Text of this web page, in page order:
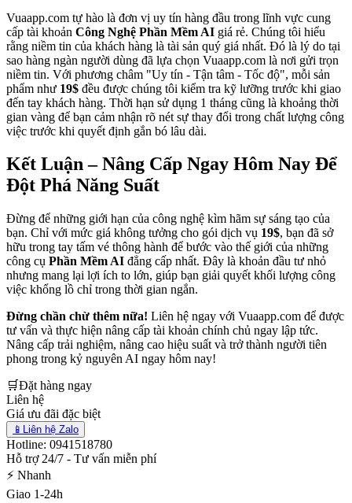
Vuaapp.com tự hào là đơn vị uy tín hàng đầu trong lĩnh vực cung
cấp tài khoản Công Nghệ Phần Mềm AI giá rẻ. Chúng tôi hiểu
rằng niềm tin của khách hàng là tài sản quý giá nhất. Đó là lý do tại
sao hàng ngàn người dùng đã lựa chọn Vuaapp.com là nơi gửi trọn
niềm tin. Với phương châm "Uy tín - Tận tâm - Tốc độ", mỗi sản
phẩm như 19$ đều được chúng tôi kiểm tra kỹ lưỡng trước khi giao
đến tay khách hàng. Thời hạn sử dụng 1 tháng cũng là khoảng thời
gian vàng để bạn cảm nhận rõ nét sự thay đổi trong chất lượng công
việc trước khi quyết định gắn bó lâu dài.
Kết Luận – Nâng Cấp Ngay Hôm Nay Để
Đột Phá Năng Suất
Đừng để những giới hạn của công nghệ kìm hãm sự sáng tạo của
bạn. Chỉ với mức giá không tưởng cho gói dịch vụ 19$, bạn đã sở
hữu trong tay tấm vé thông hành để bước vào thế giới của những
công cụ Phần Mềm AI đẳng cấp nhất. Đây là khoản đầu tư nhỏ
nhưng mang lại lợi ích to lớn, giúp bạn giải quyết khối lượng công
việc khổng lồ chỉ trong thời gian ngắn.
Đừng chần chừ thêm nữa! Liên hệ ngay với Vuaapp.com để được
tư vấn và thực hiện nâng cấp tài khoản chính chủ ngay lập tức.
Nâng cấp trải nghiệm, nâng cao hiệu suất và trở thành người tiên
phong trong kỷ nguyên AI ngay hôm nay!
🛒Đặt hàng ngay
Liên hệ
Giá ưu đãi đặc biệt
📱 Liên hệ Zalo
Hotline: 0941518780
Hỗ trợ 24/7 - Tư vấn miễn phí
⚡ Nhanh
Giao 1-24h